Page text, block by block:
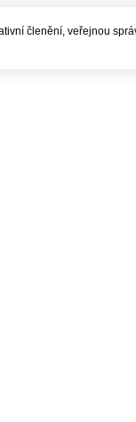
členění, veřejnou